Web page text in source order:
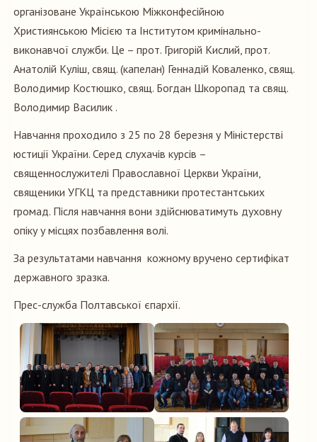
організоване Українською Міжконфесійною
Християнською Місією та Інститутом кримінально-
виконавчої служби. Це – прот. Григорій Кислий, прот.
Анатолій Куліш, свящ. (капелан) Геннадій Коваленко, свящ.
Володимир Костюшко, свящ. Богдан Шкоропад та свящ.
Володимир Василик .
Навчання проходило з 25 по 28 березня у Міністерстві
юстиції України. Серед слухачів курсів –
священнослужителі Православної Церкви України,
священики УГКЦ та представники протестантських
громад. Після навчання вони здійснюватимуть духовну
опіку у місцях позбавлення волі.
За результатами навчання кожному вручено сертифікат
державного зразка.
Прес-служба Полтавської єпархії.